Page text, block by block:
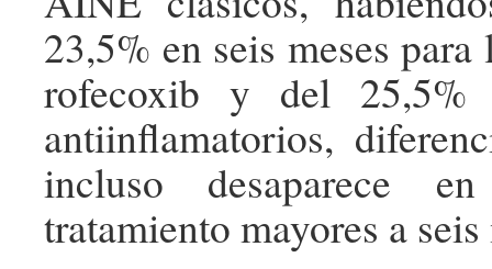
23,5% en seis meses
rofecoxib y del
antiinflamatorios,
incluso desaparece
tratamiento mayores a seis